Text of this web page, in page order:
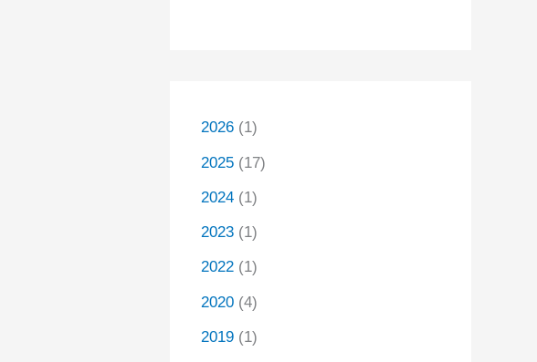
2026 (1)
2025 (17)
2024 (1)
2023 (1)
2022 (1)
2020 (4)
2019 (1)